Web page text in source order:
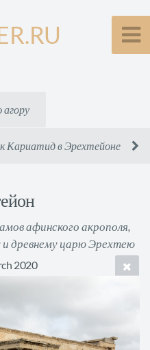
агору
Кариатид в Эрехтейоне
афинского акрополя,
древнему царю Эрехтею
2020